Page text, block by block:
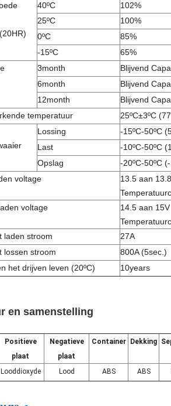
40ºC
102%
25ºC
100%
0ºC
85%
-15ºC
65%
3month
Blijvend
6month
Blijvend
12month
Blijvend
temperatuur
25ºC±3ºC
Lossing
-15ºC-50ºC
Last
-10ºC-50ºC
Opslag
-20ºC-50ºC
voltage
13.5 aan
voltage
14.5 aan 15V
laden stroom
27A
lossen stroom
800A (5sec.)
het drijven leven (20ºC)
10years
en samenstelling
Positieve
plaat
Negatieve
plaat
Container Dekking
Looddioxyde Lood ABS ABS